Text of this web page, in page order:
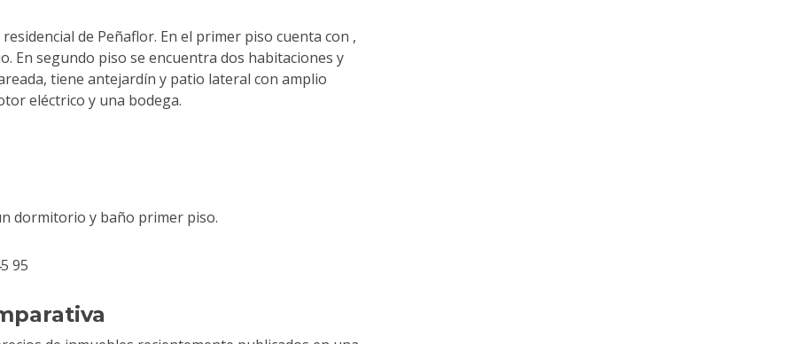
de Peñaflor. En el primer piso cuenta con ,
En segundo piso se encuentra dos habitaciones y
tiene antejardín y patio lateral con amplio
eléctrico y una bodega.
dormitorio y baño primer piso.
95